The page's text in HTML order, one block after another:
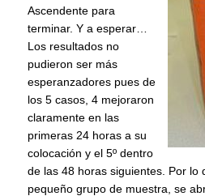
Ascendente para
terminar. Y a esperar…
Los resultados no
pudieron ser más
esperanzadores pues de
los 5 casos, 4 mejoraron
claramente en las
primeras 24 horas a su
colocación y el 5º dentro
de las 48 horas siguientes. Por lo
pequeño grupo de muestra, se